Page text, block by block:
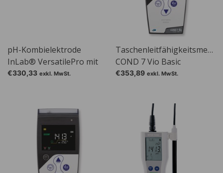
pH-Kombielektrode
InLab® VersatilePro mit
integriertem
€330,33 exkl. MwSt.
COND 7 Vio Basic
€353,89 exkl. MwSt.